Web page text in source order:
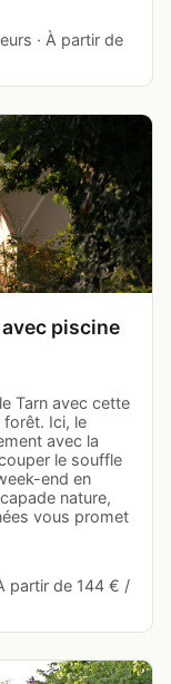
· À partir de
piscine
Tarn avec cette
forêt. Ici, le
avec la
le souffle
end en
nature,
vous promet
partir de 144 € /